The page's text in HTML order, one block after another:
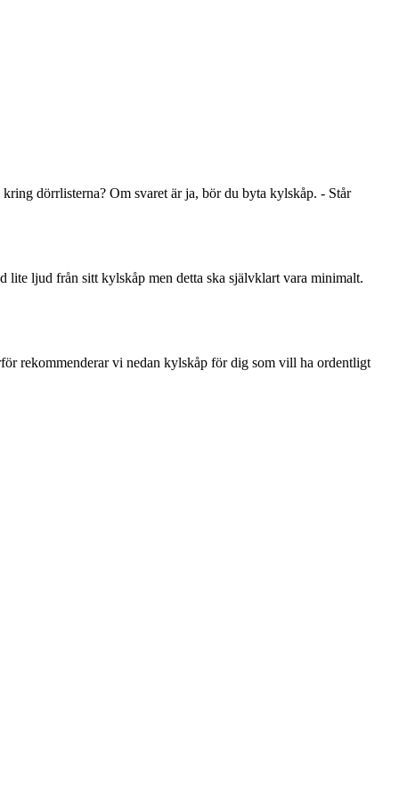
dörrlisterna? Om svaret är ja, bör du byta kylskåp. - Står
lite ljud från sitt kylskåp men detta ska självklart vara minimalt.
rekommenderar vi nedan kylskåp för dig som vill ha ordentligt